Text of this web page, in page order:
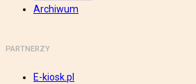
Archiwum
PARTNERZY
E-kiosk.pl